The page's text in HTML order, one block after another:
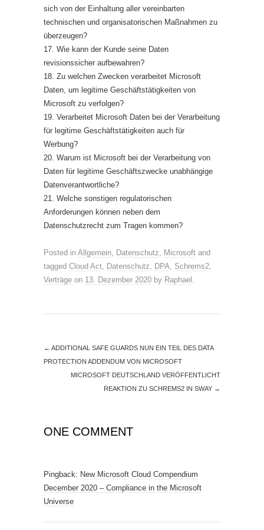
sich von der Einhaltung aller vereinbarten
technischen und organisatorischen Maßnahmen zu
überzeugen?
17. Wie kann der Kunde seine Daten
revisionssicher aufbewahren?
18. Zu welchen Zwecken verarbeitet Microsoft
Daten, um legitime Geschäftstätigkeiten von
Microsoft zu verfolgen?
19. Verarbeitet Microsoft Daten bei der Verarbeitung
für legitime Geschäftstätigkeiten auch für
Werbung?
20. Warum ist Microsoft bei der Verarbeitung von
Daten für legitime Geschäftszwecke unabhängige
Datenverantwortliche?
21. Welche sonstigen regulatorischen
Anforderungen können neben dem
Datenschutzrecht zum Tragen kommen?
Posted in Allgemein, Datenschutz, Microsoft and
tagged Cloud Act, Datenschutz, DPA, Schrems2,
Verträge on 13. Dezember 2020 by Raphael .
← ADDITIONAL SAFE GUARDS NUN EIN TEIL DES DATA
PROTECTION ADDENDUM VON MICROSOFT
MICROSOFT DEUTSCHLAND VERÖFFENTLICHT
REAKTION ZU SCHREMS2 IN SWAY →
ONE COMMENT
Pingback: New Microsoft Cloud Compendium
December 2020 – Compliance in the Microsoft
Universe